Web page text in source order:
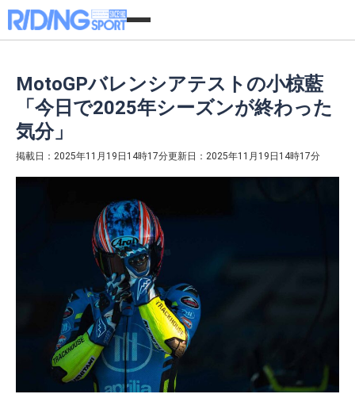
MotoGPバレンシアテストの小椋藍
「今日で2025年シーズンが終わった
気分」
掲載日：2025年11月19日14時17分更新日：2025年11月19日14時17分